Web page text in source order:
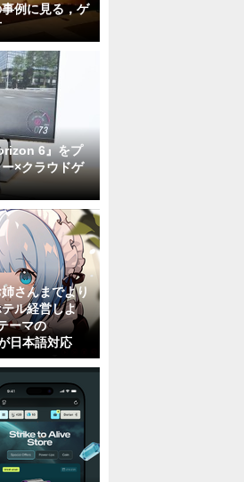
例に見る，ゲ
6』をプ
×クラウドゲ
さんまでより
ル経営しよ
ーマの
日本語対応